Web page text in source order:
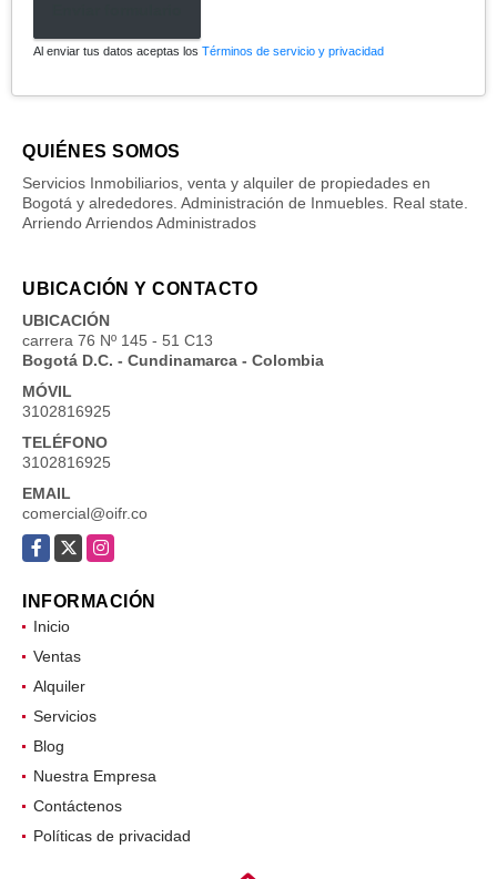
Al enviar tus datos aceptas los Términos de servicio y privacidad
QUIÉNES SOMOS
Servicios Inmobiliarios, venta y alquiler de propiedades en
Bogotá y alrededores. Administración de Inmuebles. Real state.
Arriendo Arriendos Administrados
UBICACIÓN Y CONTACTO
UBICACIÓN
carrera 76 Nº 145 - 51 C13
Bogotá D.C. - Cundinamarca - Colombia
MÓVIL
3102816925
TELÉFONO
3102816925
EMAIL
comercial@oifr.co
Facebook
X Instagram
INFORMACIÓN
Inicio
Ventas
Alquiler
Servicios
Blog
Nuestra Empresa
Contáctenos
Políticas de privacidad